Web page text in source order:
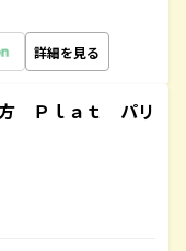
詳細を見る
Ｐｌａｔ パリ